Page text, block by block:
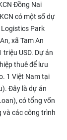
Đồng Nai
có một số dự
Park
xã Tam An
USD. Dự án
thuê để lưu
1 Việt Nam tại
Đây là dự án
có tổng vốn
và các công trình